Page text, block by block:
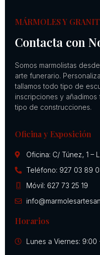
MÁRMOLES Y
Contacta con
Somos marmolistas
arte funerario.
tallamos todo tipo de
inscripciones y
tipo de construcciones.
Oficina y Exposición
Oficina: C/ Túnez, 1 –
Teléfono: 927 03 89
Móvil: 627 73 25 19
Horarios
Lunes a Viernes: 9:00